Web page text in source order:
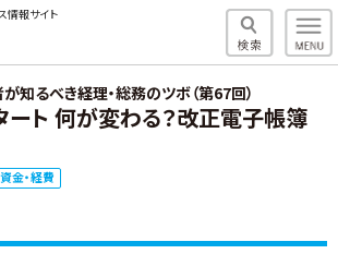
情報サイト
知るべき経理・総務のツボ（第67回）
ト 何が変わる？改正電子帳簿
資金・経費